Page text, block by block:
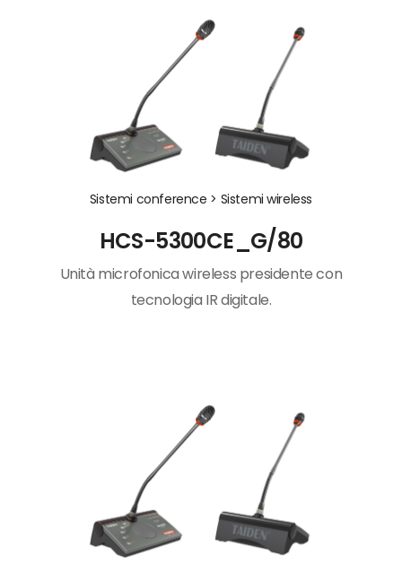
Sistemi conference > Sistemi wireless
HCS-5300CE_G/80
Unità microfonica wireless presidente con
tecnologia IR digitale.